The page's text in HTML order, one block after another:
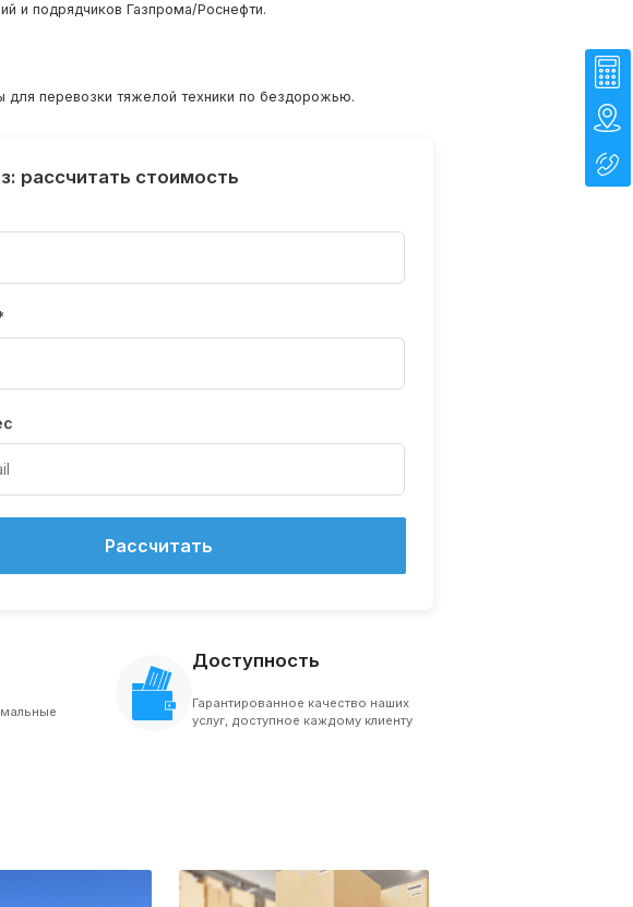
и подрядчиков Газпрома/Роснефти.
перевозки тяжелой техники по бездорожью.
рассчитать стоимость
Рассчитать
Доступность
Гарантированное качество наших
услуг, доступное каждому клиенту